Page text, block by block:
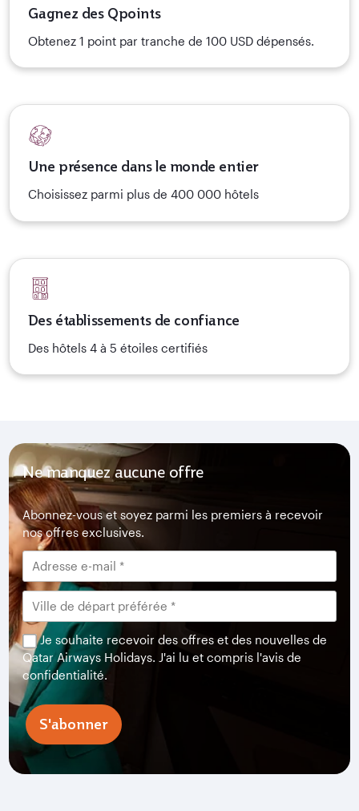
Gagnez des Qpoints
Obtenez 1 point par tranche de 100 USD dépensés.
Une présence dans le monde entier
Choisissez parmi plus de 400 000 hôtels
Des établissements de confiance
Des hôtels 4 à 5 étoiles certifiés
Ne manquez aucune offre
Abonnez-vous et soyez parmi les premiers à recevoir
nos offres exclusives.
Je souhaite recevoir des offres et des nouvelles de
Qatar Airways Holidays. J'ai lu et compris l'avis de
confidentialité.
S'abonner